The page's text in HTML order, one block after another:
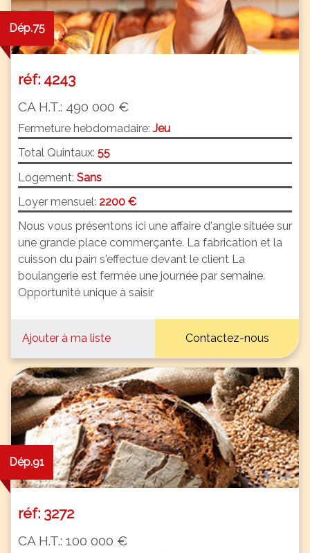
Dép.75
réf: 4243
CA H.T.: 490 000 €
Fermeture hebdomadaire: Jeu
Total Quintaux: 55
Logement: Sans
Loyer mensuel: 2200 €
Nous vous présentons ici une affaire d'angle située sur
une grande place commerçante. La fabrication et la
cuisson du pain s'effectue devant le client La
boulangerie est fermée une journée par semaine.
Opportunité unique à saisir
Ajouter à ma liste Contactez-nous
Dép.91
réf: 3272
CA H.T.: 100 000 €